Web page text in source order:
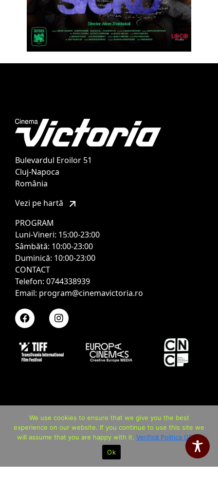
Bulevardul Eroilor 51
Cluj-Napoca
România
Vezi pe hartă
PROGRAM
Luni-Vineri: 15:00-23:00
Sâmbătă: 10:00-23:00
Duminică: 10:00-23:00
CONTACT
Telefon: 0744338939
Email: program@cinemavictoria.ro
We use cookies to ensure that we give you the best
experience on our website. If you continue to use this site we
will assume that you are happy with it. Verifică Politica GDPR
Ok